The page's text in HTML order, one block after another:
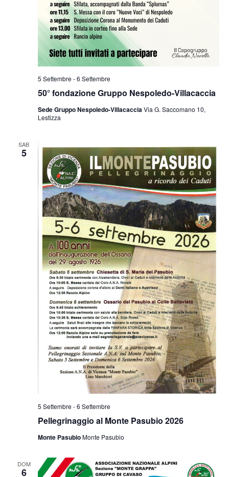
50° fondazione Gruppo Nespoledo-Villacaccia
5 Settembre -6 Settembre
Sede Gruppo Nespoledo-VillacacciaVia G. Saccomano 10,
Lestizza
SAB
5
Pellegrinaggio al Monte Pasubio 2026
5 Settembre -6 Settembre
Monte PasubioMonte Pasubio
DOM
6